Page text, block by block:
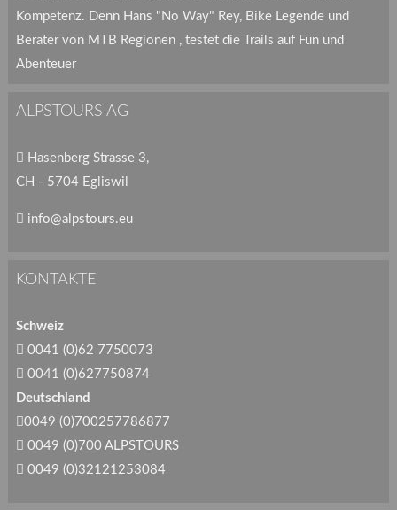
Kompetenz. Denn Hans "No Way" Rey, Bike Legende und
Berater von MTB Regionen , testet die Trails auf Fun und
Abenteuer
ALPSTOURS AG
Hasenberg Strasse 3,
CH - 5704 Egliswil
info@alpstours.eu
KONTAKTE
Schweiz
0041 (0)62 7750073
0041 (0)627750874
Deutschland
0049 (0)700257786877
0049 (0)700 ALPSTOURS
0049 (0)32121253084